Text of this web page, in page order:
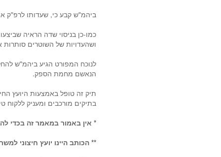
ביהמ"ש קבע כי, שעדותו לרפ"ק
כמו-כן בניסוי שדה הראיה
ושהעדויות של השוטרים
לנוכח המפורט הגיע ביהמ"ש
הנאשם מחמת הספק.
תיק זה טופל באמצעות היועץ
בתיקים מורכבים ומעניק ללקוח
* אין באמור במאמר זה בכדי
** הכותב היינו יועץ חיצוני